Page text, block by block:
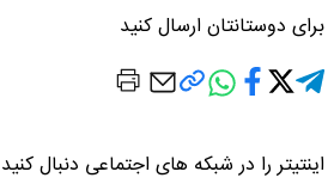
برای دوستانتان ارسال کنید
اینتیتر را در شبکه های اجتماعی دنبال کنید